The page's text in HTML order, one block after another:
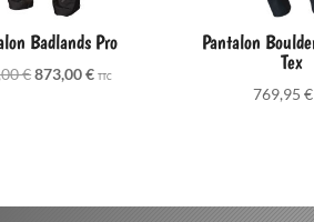
Badlands Pro
€Le
873,00€Le
TTC
Pantalon
Tex
769,95 €